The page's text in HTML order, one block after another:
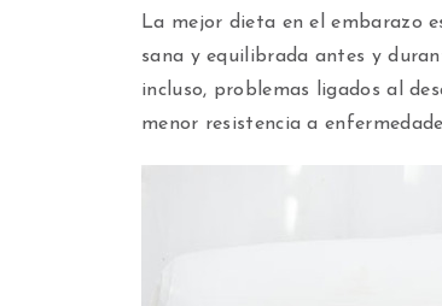
La mejor dieta en el embarazo
sana y equilibrada antes y
incluso, problemas ligados al
menor resistencia a